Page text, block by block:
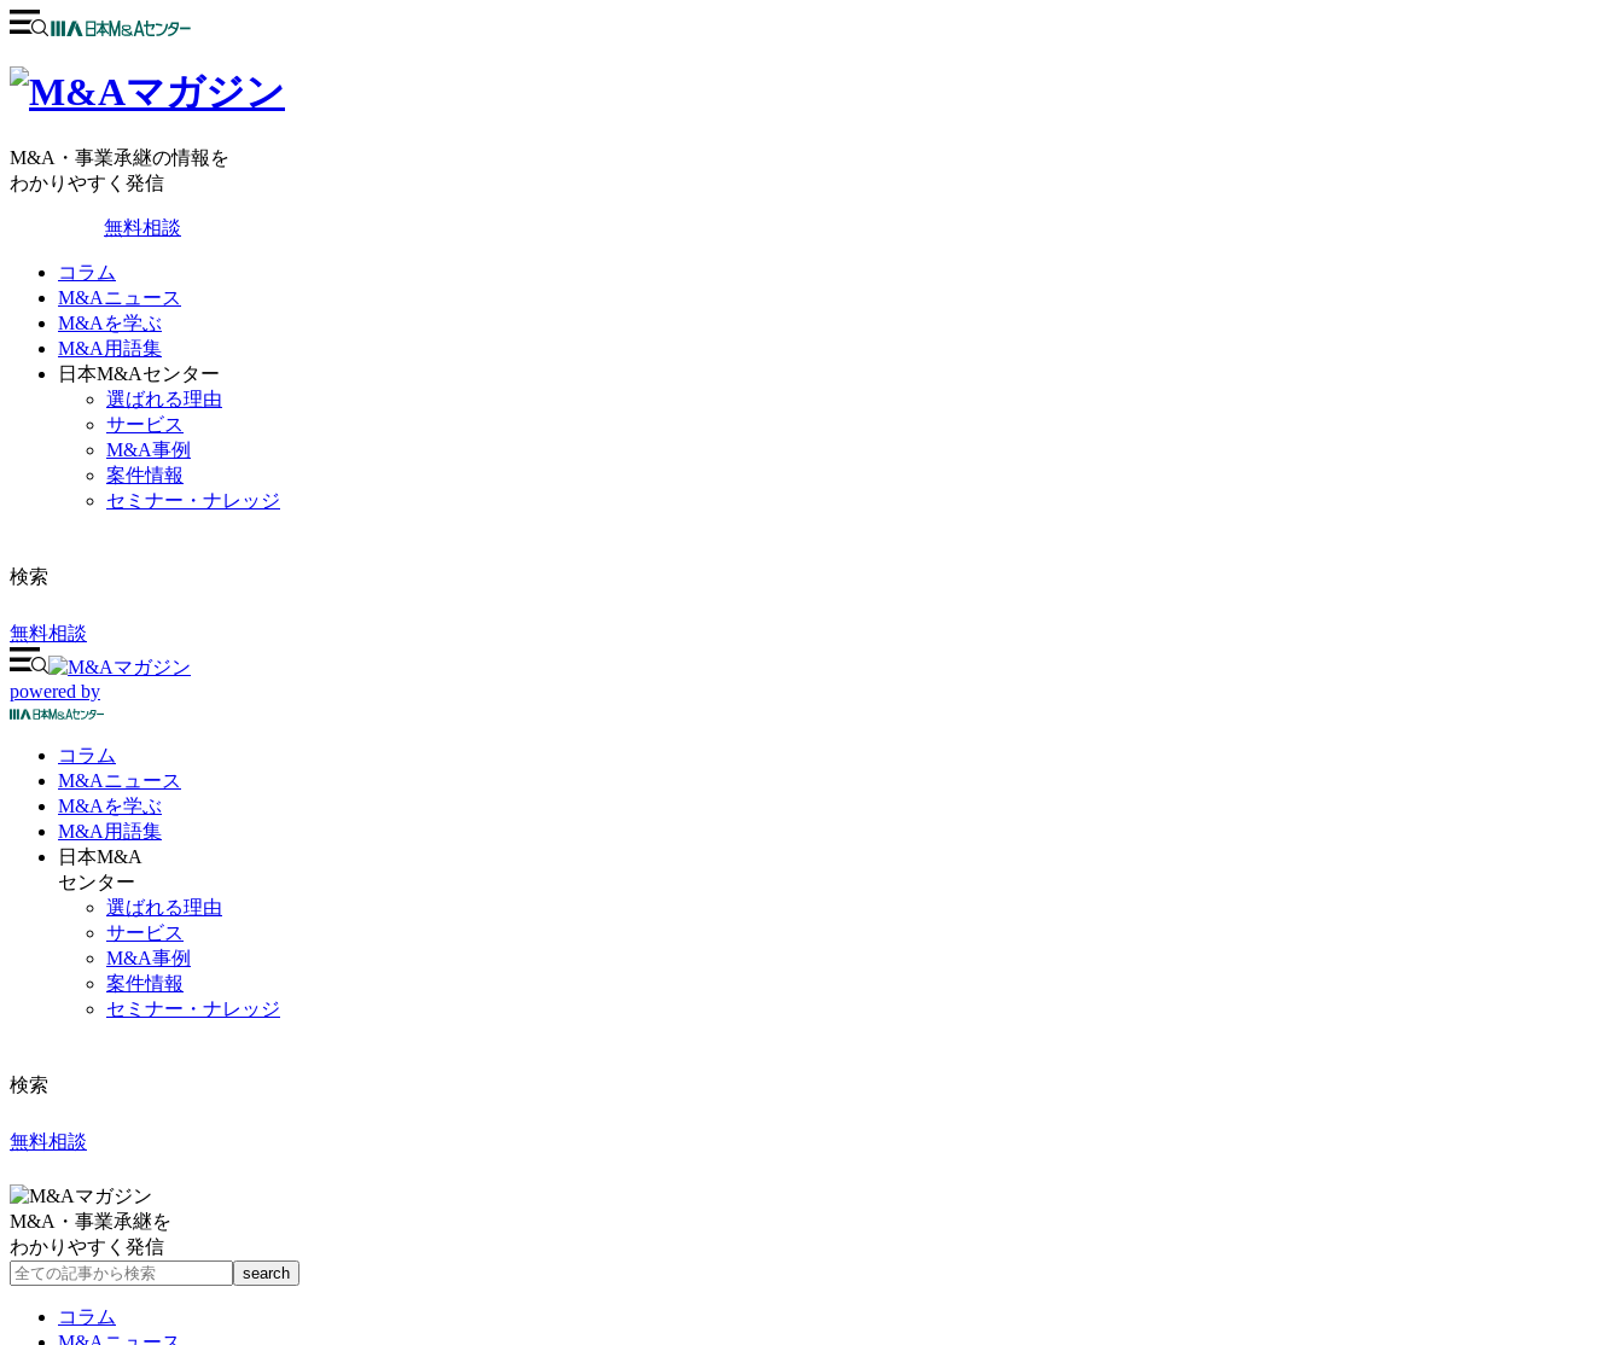
M&A・事業承継の情報を
わかりやすく発信
無料相談
コラム
M&Aニュース
M&Aを学ぶ
M&A用語集
日本M&Aセンター
選ばれる理由
サービス
M&A事例
案件情報
セミナー・ナレッジ
検索
無料相談
powered by
コラム
M&Aニュース
M&Aを学ぶ
M&A 用語集
日本M&A
センター
選ばれる理由
サービス
M&A事例
案件情報
セミナー・ナレッジ
検索
無料相談
M&A・事業承継を
わかりやすく発信
コラム